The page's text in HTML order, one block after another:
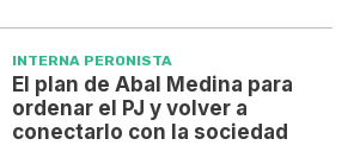
INTERNA PERONISTA
El plan de Abal Medina para
ordenar el PJ y volver a
conectarlo con la sociedad